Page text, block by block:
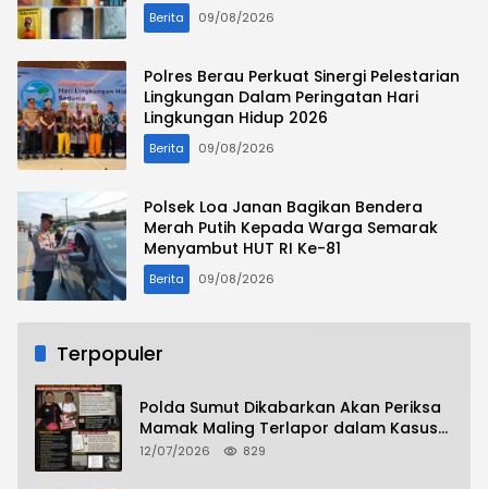
Berita 09/08/2026
Polres Berau Perkuat Sinergi Pelestarian
Lingkungan Dalam Peringatan Hari
Lingkungan Hidup 2026
Berita 09/08/2026
Polsek Loa Janan Bagikan Bendera
Merah Putih Kepada Warga Semarak
Menyambut HUT RI Ke-81
Berita 09/08/2026
Terpopuler
Polda Sumut Dikabarkan Akan Periksa
Mamak Maling Terlapor dalam Kasus
Dugaan Penipuan Bermodus Surat
12/07/2026 829